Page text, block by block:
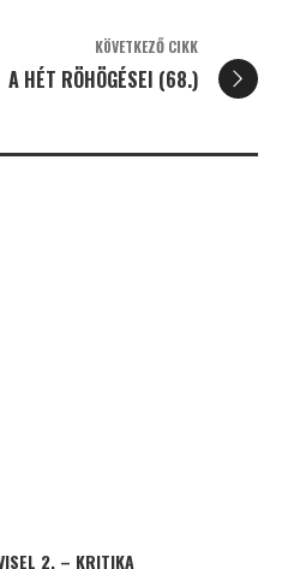
KÖVETKEZŐ CIKK
A HÉT RÖHÖGÉSEI (68.)
2. – KRITIKA